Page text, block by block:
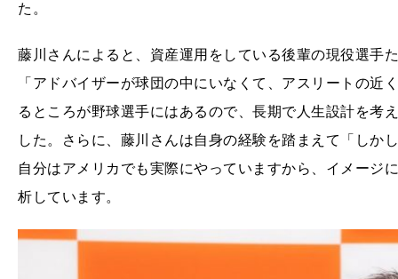
た。
藤川さんによると、資産運用をしている後輩の現役選手
「アドバイザーが球団の中にいなくて、アスリートの
るところが野球選手にはあるので、長期で人生設計を考
した。さらに、藤川さんは自身の経験を踏まえて「しか
自分はアメリカでも実際にやっていますから、イメージ
析しています。